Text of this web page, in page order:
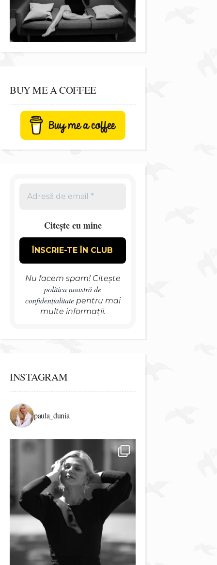
BUY ME A COFFEE
Citește cu mine
Nu facem spam! Citește
politica noastră de
confidențialitatepentru mai
multe informații.
INSTAGRAM
paula_dunia